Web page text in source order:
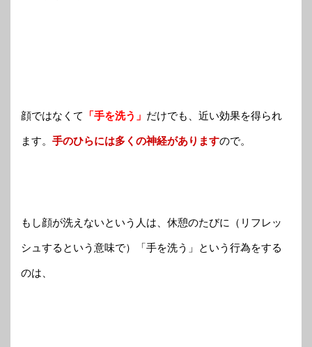
顔ではなくて 「手を洗う」 だけでも、近い効果を得られ
ます。 手のひらには多くの神経がありますので。
もし顔が洗えないという人は、休憩のたびに（リフレッ
シュするという意味で）「手を洗う」という行為をする
のは、